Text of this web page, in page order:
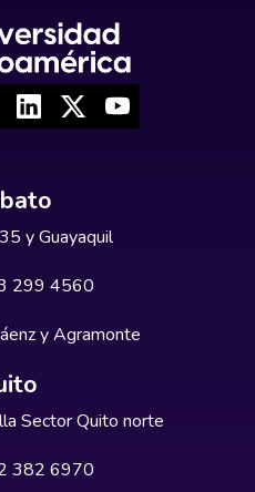
y Guayaquil
299 4560
y Agramonte
Sector Quito norte
382 6970